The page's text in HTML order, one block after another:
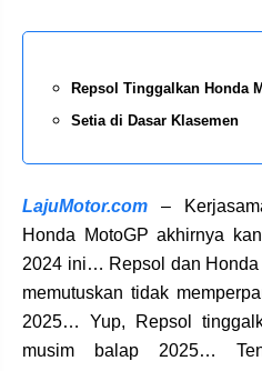
Repsol Tinggalkan Honda
Setia di Dasar Klasemen
LajuMotor.com –
Honda MotoGP akhirnya
2024 ini… Repsol dan
memutuskan tidak
2025… Yup, Repsol
musim balap 2025…